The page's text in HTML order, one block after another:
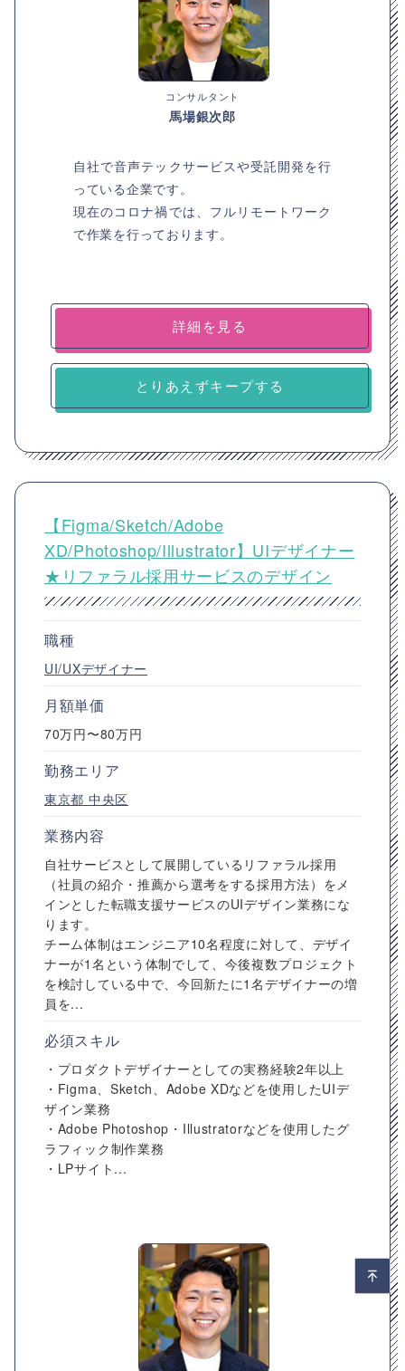
コンサルタント
馬場銀次郎
自社で音声テックサービスや受託開発を行
っている企業です。
現在のコロナ禍では、フルリモートワーク
で作業を行っております。
詳細を見る
とりあえずキープする
【Figma/Sketch/Adobe
XD/Photoshop/Illustrator】UIデザイナー
★リファラル採用サービスのデザイン
職種
UI/UXデザイナー
月額単価
70万円〜80万円
勤務エリア
東京都 中央区
業務内容
自社サービスとして展開しているリファラル採用
（社員の紹介・推薦から選考をする採用方法）をメ
インとした転職支援サービスのUIデザイン業務にな
ります。
チーム体制はエンジニア10名程度に対して、デザイ
ナーが1名という体制でして、今後複数プロジェクト
を検討している中で、今回新たに1名デザイナーの増
員を...
必須スキル
・プロダクトデザイナーとしての実務経験2年以上
・Figma、Sketch、Adobe XDなどを使用したUIデ
ザイン業務
・Adobe Photoshop・Illustratorなどを使用したグ
ラフィック制作業務
・LPサイト...